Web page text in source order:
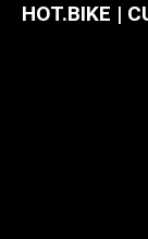
HOT.BIKE |